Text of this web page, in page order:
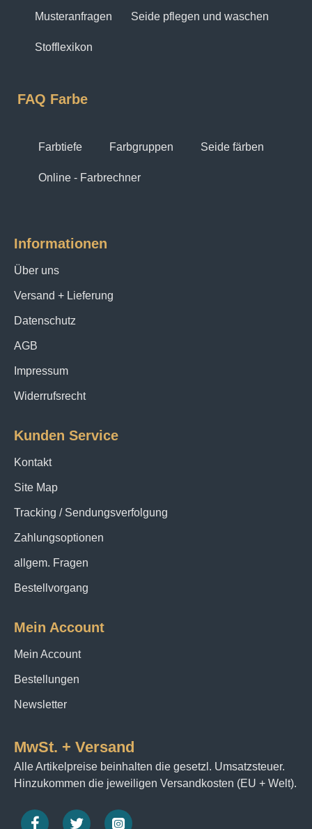
Musteranfragen Seide pflegen und waschen
Stofflexikon
FAQ Farbe
Farbtiefe Farbgruppen Seide färben
Online - Farbrechner
Informationen
Über uns
Versand + Lieferung
Datenschutz
AGB
Impressum
Widerrufsrecht
Kunden Service
Kontakt
Site Map
Tracking / Sendungsverfolgung
Zahlungsoptionen
allgem. Fragen
Bestellvorgang
Mein Account
Mein Account
Bestellungen
Newsletter
MwSt. + Versand
Alle Artikelpreise beinhalten die gesetzl. Umsatzsteuer.
Hinzukommen die jeweiligen Versandkosten (EU + Welt).